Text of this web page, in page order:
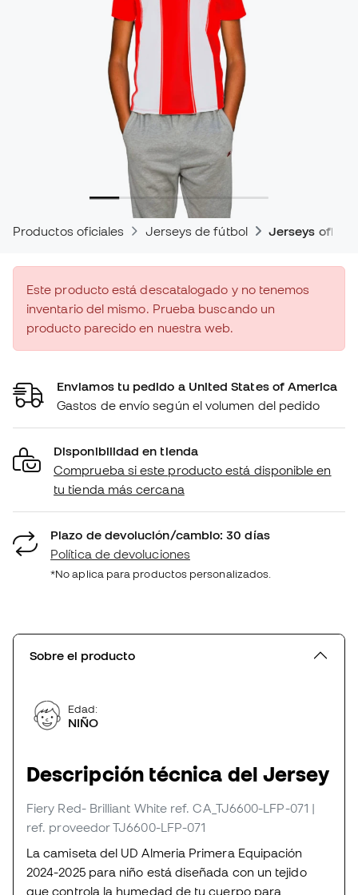
Productos oficiales Jerseys de fútbol Jerseys
Este producto está descatalogado y no tenemos
inventario del mismo. Prueba buscando un
producto parecido en nuestra web.
Enviamos tu pedido a United States of America
Gastos de envío según el volumen del pedido
Disponibilidad en tienda
Comprueba si este producto está disponible en
tu tienda más cercana
Plazo de devolución/cambio: 30 días
Política de devoluciones
*No aplica para productos personalizados.
Sobre el producto
Edad:
NIÑO
Descripción técnica del Jersey
Fiery Red- Brilliant White ref. CA_TJ6600-LFP-071 |
ref. proveedor TJ6600-LFP-071
La camiseta del UD Almeria Primera Equipación
2024-2025 para niño está diseñada con un tejido
que controla la humedad de tu cuerpo para